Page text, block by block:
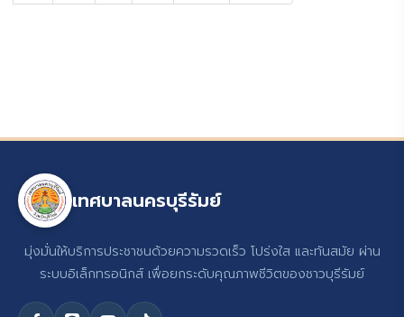
เทศบาลนครบุรีรัมย์
มุ่งมั่นให้บริการประชาชนด้วยความรวดเร็ว โปร่งใส และทันสมัย ผ่าน
ระบบอิเล็กทรอนิกส์ เพื่อยกระดับคุณภาพชีวิตของชาวบุรีรัมย์